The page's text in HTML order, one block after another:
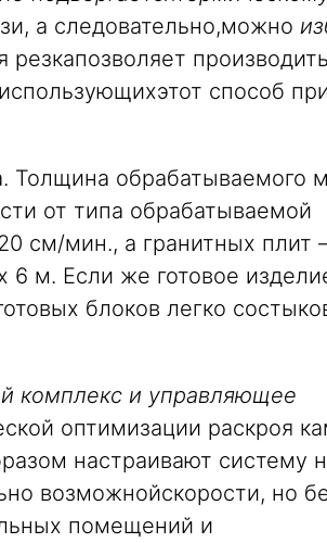
а следовательно,можно
резкапозволяет производить
способ
Тол­щина обрабатываемого
от типа обрабатываемой
см/мин., а гранитных плит
6 м. Если же гото­вое
блоков легко
комплекс и управля­ющее
оптимизации раскроя
настраивают систему
возможнойскорости, но
помещений и